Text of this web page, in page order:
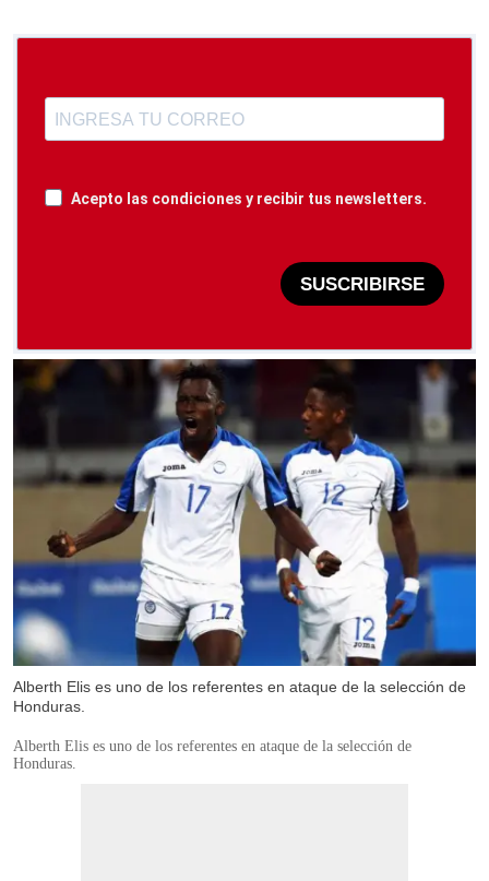
Acepto las condiciones y recibir tus newsletters.
SUSCRIBIRSE
Alberth Elis es uno de los referentes en ataque de la selección de
Honduras.
Alberth Elis es uno de los referentes en ataque de la selección de
Honduras.